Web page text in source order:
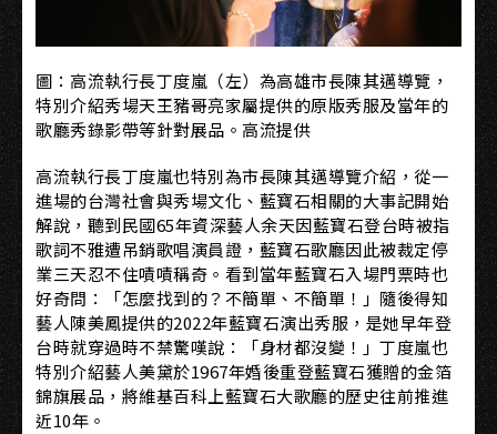
圖：高流執行長丁度嵐（左）為高雄市長陳其邁導覽，
特別介紹秀場天王豬哥亮家屬提供的原版秀服及當年的
歌廳秀錄影帶等針對展品。高流提供
高流執行長丁度嵐也特別為市長陳其邁導覽介紹，從一
進場的台灣社會與秀場文化、藍寶石相關的大事記開始
解說，聽到民國65年資深藝人余天因藍寶石登台時被指
歌詞不雅遭吊銷歌唱演員證，藍寶石歌廳因此被裁定停
業三天忍不住嘖嘖稱奇。看到當年藍寶石入場門票時也
好奇問：「怎麼找到的？不簡單、不簡單！」隨後得知
藝人陳美鳳提供的2022年藍寶石演出秀服，是她早年登
台時就穿過時不禁驚嘆說：「身材都沒變！」丁度嵐也
特別介紹藝人美黛於1967年婚後重登藍寶石獲贈的金箔
錦旗展品，將維基百科上藍寶石大歌廳的歷史往前推進
近10年。